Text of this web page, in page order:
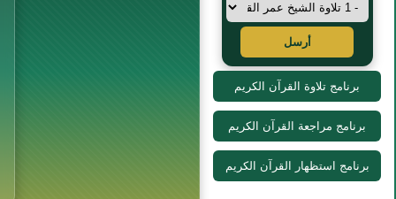
أرسل
برنامج تلاوة القرآن الكريم
برنامج مراجعة القرآن الكريم
برنامج استظهار القرآن الكريم